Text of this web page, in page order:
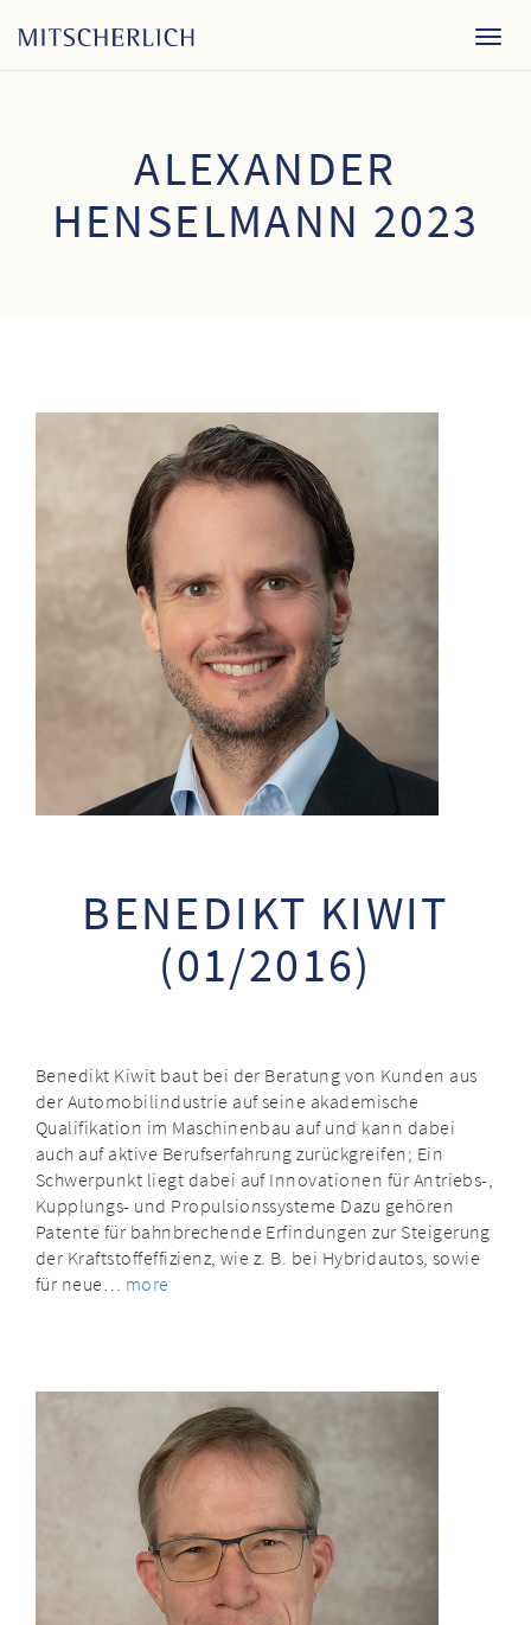
ALEXANDER
HENSELMANN 2023
BENEDIKT KIWIT
(01/2016)
Benedikt Kiwit baut bei der Beratung von Kunden aus
der Automobilindustrie auf seine akademische
Qualifikation im Maschinenbau auf und kann dabei
auch auf aktive Berufserfahrung zurückgreifen; Ein
Schwerpunkt liegt dabei auf Innovationen für Antriebs-,
Kupplungs- und Propulsionssysteme Dazu gehören
Patente für bahnbrechende Erfindungen zur Steigerung
der Kraftstoffeffizienz, wie z. B. bei Hybridautos, sowie
für neue… more